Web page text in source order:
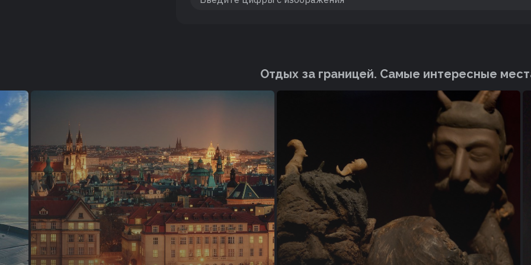
Отдых за границей. Cамые интересные